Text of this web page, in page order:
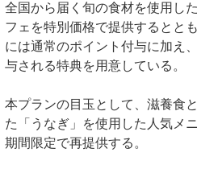
全国から届く旬の食材を使用し
フェを特別価格で提供するとと
には通常のポイント付与に加え
与される特典を用意している。
本プランの目玉として、滋養食
た「うなぎ」を使用した人気メ
期間限定で再提供する。